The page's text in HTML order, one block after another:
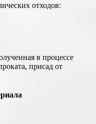
отходов:
в процессе
присад от